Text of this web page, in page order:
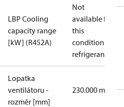
LBP Cooling
capacity range
[kW] (R452A)
Not
available for
this
condition /
refrigerant
Lopatka
ventilátoru -
rozměr [mm]
230.000 mm